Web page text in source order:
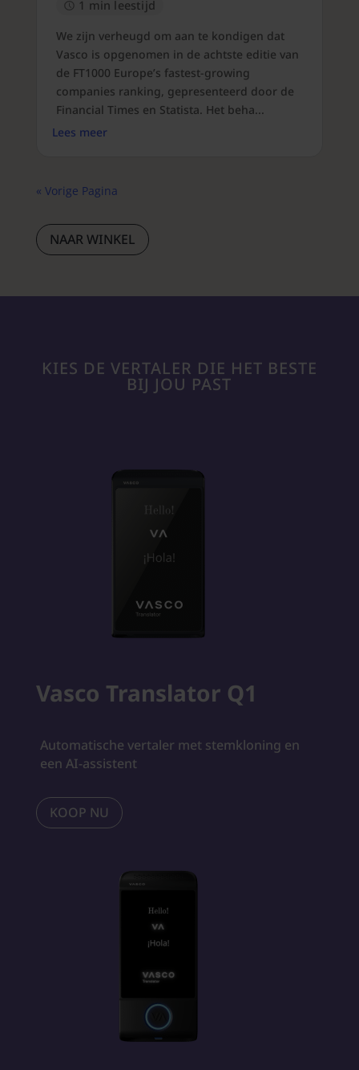
1 min leestijd
We zijn verheugd om aan te kondigen dat
Vasco is opgenomen in de achtste editie van
de FT1000 Europe’s fastest-growing
companies ranking, gepresenteerd door de
Financial Times en Statista. Het beha...
Lees meer
« Vorige Pagina
NAAR WINKEL
KIES DE VERTALER DIE HET BESTE
BIJ JOU PAST
Vasco Translator Q1
Automatische vertaler met stemkloning en
een AI-assistent
KOOP NU